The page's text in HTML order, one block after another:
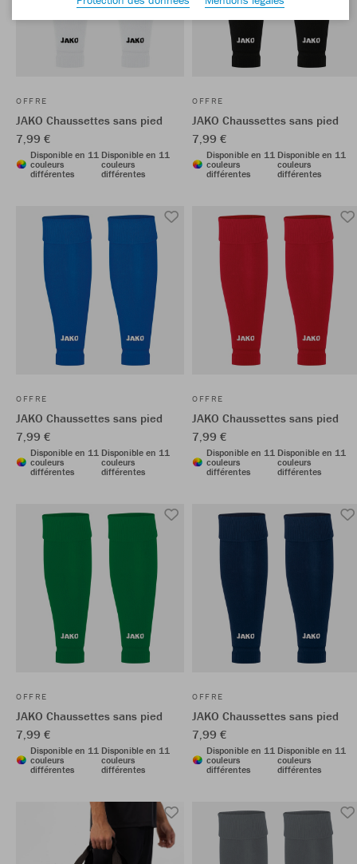
OFFRE
JAKO Chaussettes sans pied
7,99 €
Disponible en 11
couleurs
différentes
Disponible en 11
couleurs
différentes
OFFRE
JAKO Chaussettes sans pied
7,99 €
Disponible en 11
couleurs
différentes
Disponible en 11
couleurs
différentes
OFFRE
JAKO Chaussettes sans pied
7,99 €
Disponible en 11
couleurs
différentes
Disponible en 11
couleurs
différentes
OFFRE
JAKO Chaussettes sans pied
7,99 €
Disponible en 11
couleurs
différentes
Disponible en 11
couleurs
différentes
OFFRE
JAKO Chaussettes sans pied
7,99 €
Disponible en 11
couleurs
différentes
Disponible en 11
couleurs
différentes
OFFRE
JAKO Chaussettes sans pied
7,99 €
Disponible en 11
couleurs
différentes
Disponible en 11
couleurs
différentes